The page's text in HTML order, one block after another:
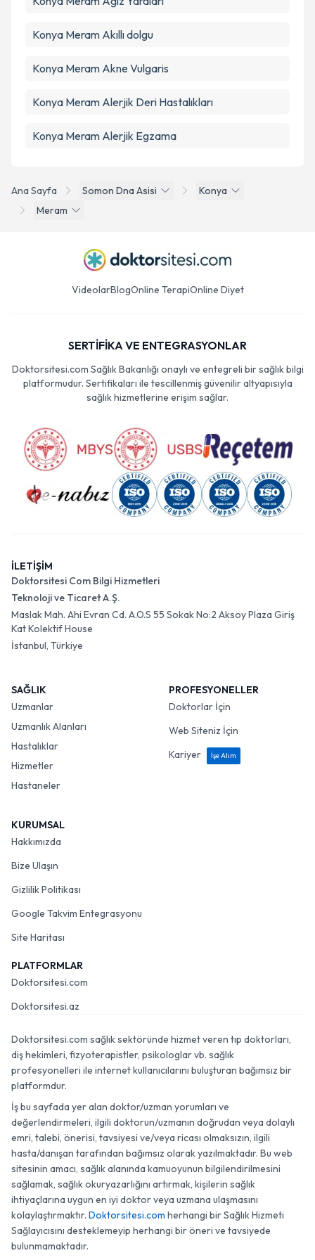
Ana Sayfa Somon Dna Asisi
Konya
Meram
Konya Meram Akıllı dolgu
Konya Meram Akne Vulgaris
Konya Meram Alerjik Deri Hastalıkları
Konya Meram Alerjik Egzama
VideolarBlogOnline TerapiOnline Diyet
SERTİFİKA VE ENTEGRASYONLAR
Doktorsitesi.com Sağlık Bakanlığı onaylı ve entegreli bir sağlık bilgi
platformudur. Sertifikaları ile tescillenmiş güvenilir altyapısıyla
sağlık hizmetlerine erişim sağlar.
İLETİŞİM
Doktorsitesi Com Bilgi Hizmetleri
Teknoloji ve Ticaret A.Ş.
Maslak Mah. Ahi Evran Cd. A.O.S 55 Sokak No:2 Aksoy Plaza Giriş
Kat Kolektif House
İstanbul, Türkiye
SAĞLIK
Uzmanlar
Uzmanlık Alanları
Hastalıklar
Hizmetler
Hastaneler
PROFESYONELLER
Doktorlar İçin
Web Siteniz İçin
Kariyer
İşe Alım
KURUMSAL
Hakkımızda
Bize Ulaşın
Gizlilik Politikası
Google Takvim Entegrasyonu
Site Haritası
PLATFORMLAR
Doktorsitesi.com
Doktorsitesi.az
Doktorsitesi.com sağlık sektöründe hizmet veren tıp doktorları,
diş hekimleri, fizyoterapistler, psikologlar vb. sağlık
profesyonelleri ile internet kullanıcılarını buluşturan bağımsız bir
platformdur.
İş bu sayfada yer alan doktor/uzman yorumları ve
değerlendirmeleri, ilgili doktorun/uzmanın doğrudan veya dolaylı
emri, talebi, önerisi, tavsiyesi ve/veya ricası olmaksızın, ilgili
hasta/danışan tarafından bağımsız olarak yazılmaktadır. Bu web
sitesinin amacı, sağlık alanında kamuoyunun bilgilendirilmesini
sağlamak, sağlık okuryazarlığını artırmak, kişilerin sağlık
ihtiyaçlarına uygun en iyi doktor veya uzmana ulaşmasını
kolaylaştırmaktır. Doktorsitesi.com herhangi bir Sağlık Hizmeti
Sağlayıcısını desteklemeyip herhangi bir öneri ve tavsiyede
bulunmamaktadır.